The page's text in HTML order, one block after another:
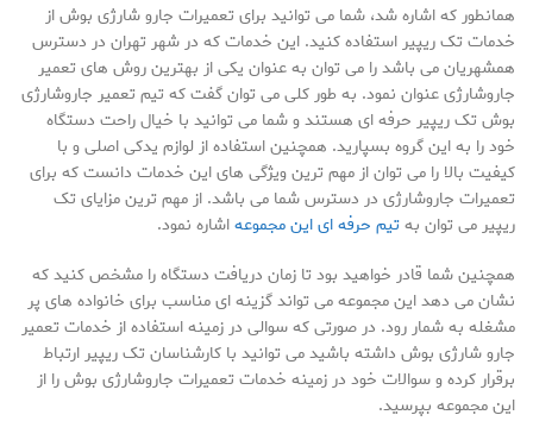
همانطور که اشاره شد، شما می توانید برای تعمیرات جارو شارژی بوش از
خدمات تک ریپیر استفاده کنید. این خدمات که در شهر تهران در دسترس
همشهریان می باشد را می توان به عنوان یکی از بهترین روش های تعمیر
جاروشارژی عنوان نمود. به طور کلی می توان گفت که تیم تعمیر جاروشارژی
بوش تک ریپیر حرفه ای هستند و شما می توانید با خیال راحت دستگاه
خود را به این گروه بسپارید. همچنین استفاده از لوازم یدکی اصلی و با
کیفیت بالا را می توان از مهم ترین ویژگی های این خدمات دانست که برای
تعمیرات جاروشارژی در دسترس شما می باشد. از مهم ترین مزایای تک
ریپیر می توان بهتیم حرفه ای این مجموعهاشاره نمود.
همچنین شما قادر خواهید بود تا زمان دریافت دستگاه را مشخص کنید که
نشان می دهد این مجموعه می تواند گزینه ای مناسب برای خانواده های پر
مشغله به شمار رود. در صورتی که سوالی در زمینه استفاده از خدمات تعمیر
جارو شارژی بوش داشته باشید می توانید با کارشناسان تک ریپیر ارتباط
برقرار کرده و سوالات خود در زمینه خدمات تعمیرات جاروشارژی بوش را از
این مجموعه بپرسید.